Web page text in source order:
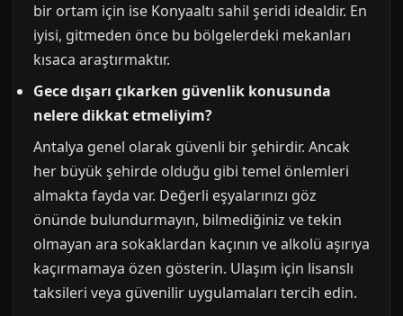
bir ortam için ise Konyaaltı sahil şeridi idealdir. En
iyisi, gitmeden önce bu bölgelerdeki mekanları
kısaca araştırmaktır.
Gece dışarı çıkarken güvenlik konusunda
nelere dikkat etmeliyim?
Antalya genel olarak güvenli bir şehirdir. Ancak
her büyük şehirde olduğu gibi temel önlemleri
almakta fayda var. Değerli eşyalarınızı göz
önünde bulundurmayın, bilmediğiniz ve tekin
olmayan ara sokaklardan kaçının ve alkolü aşırıya
kaçırmamaya özen gösterin. Ulaşım için lisanslı
taksileri veya güvenilir uygulamaları tercih edin.